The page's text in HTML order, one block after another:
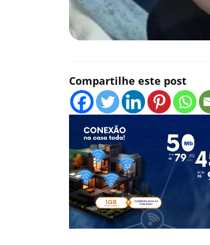
Compartilhe este post